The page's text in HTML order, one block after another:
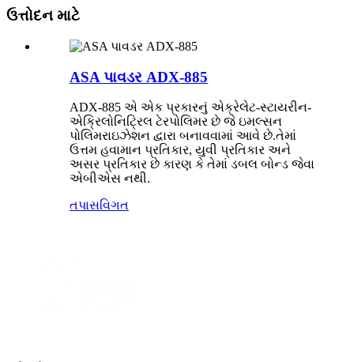
ઉત્તોદન માટે
ASA પાવડર ADX-885
ADX-885 એ એક પ્રકારનું એક્રેલેટ-સ્ટાયરીન-
એક્રિલોનિટ્રિલ ટેરપોલિમર છે જે ઇમલ્સન
પોલિમરાઇઝેશન દ્વારા બનાવવામાં આવે છે.તેમાં
ઉત્તમ હવામાન પ્રતિકાર, યુવી પ્રતિકાર અને
અસર પ્રતિકાર છે કારણ કે તેમાં ડબલ બોન્ડ જેવા
એબીએસ નથી.
તપાસવિગત